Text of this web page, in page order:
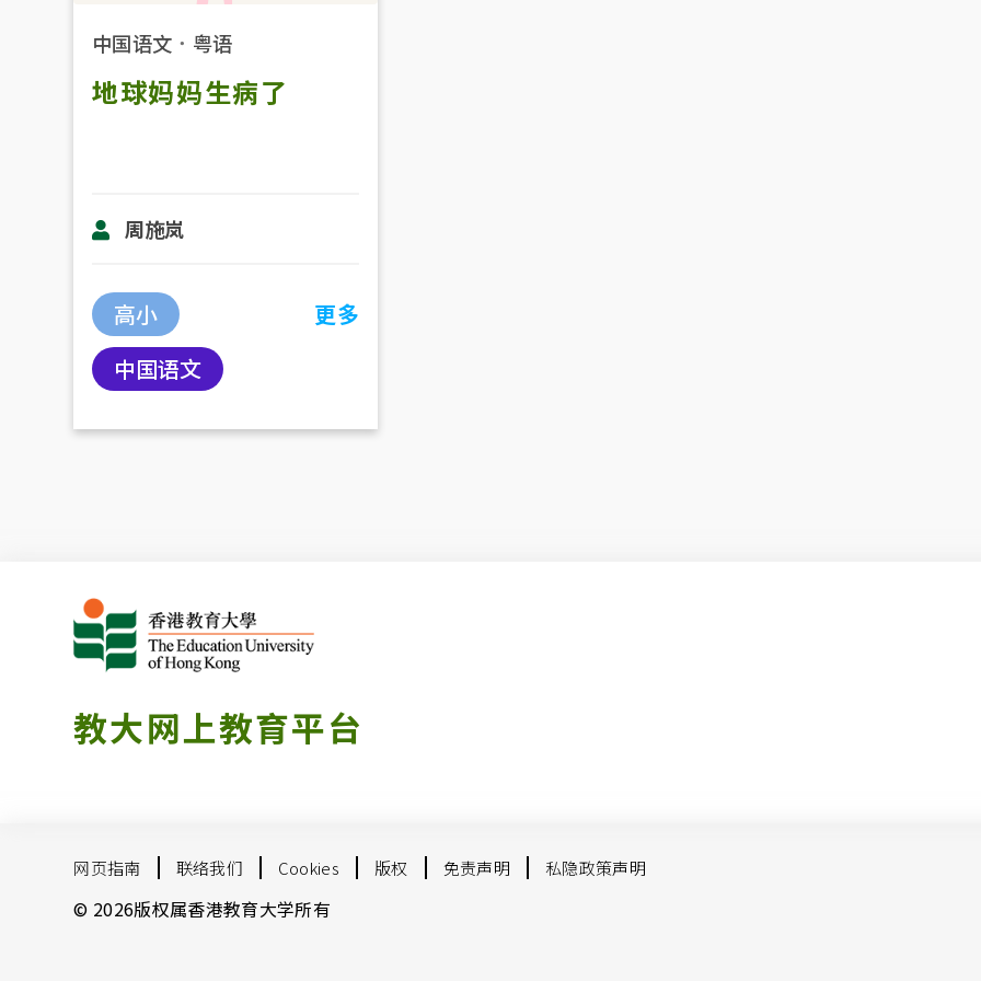
中国语文 ． 粤语
地球妈妈生病了
周施岚
高小
中国语文
更多
教大网上教育平台
网页指南 联络我们 Cookies 版权 免责声明 私隐政策声明
© 2026版权属香港教育大学所有